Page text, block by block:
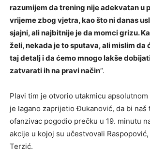
razumijem da trening nije adekvatan u
vrijeme zbog vjetra, kao što ni danas
sjajni, ali najbitnije je da momci grizu.
želi, nekada je to sputava, ali mislim da
taj detalj i da ćemo mnogo lakše
zatvarati ih na pravi način“.
Plavi tim je otvorio utakmicu
je lagano zaprijetio Đukanović, da bi naš
ofanzivac pogodio prečku u 19. minutu
akcije u kojoj su učestvovali
Terzić.